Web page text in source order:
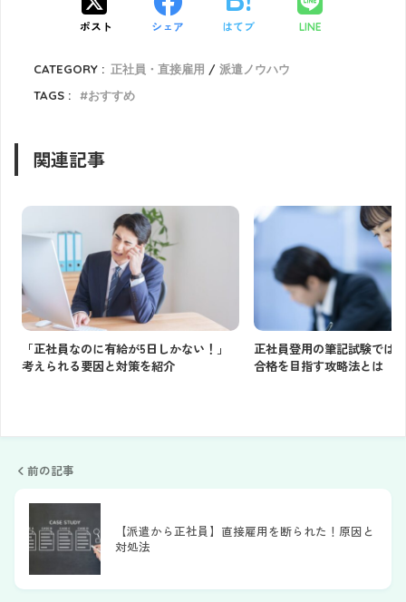
ポスト シェア はてブ LINE
CATEGORY : 正社員・直接雇用
派遣ノウハウ
TAGS :
おすすめ
関連記事
「正社員なのに有給が5日しかない！」
考えられる要因と対策を紹介
正社員登用の筆記試験では
合格を目指す攻略法とは
前の記事
【派遣から正社員】直接雇用を断られた！原因と
対処法